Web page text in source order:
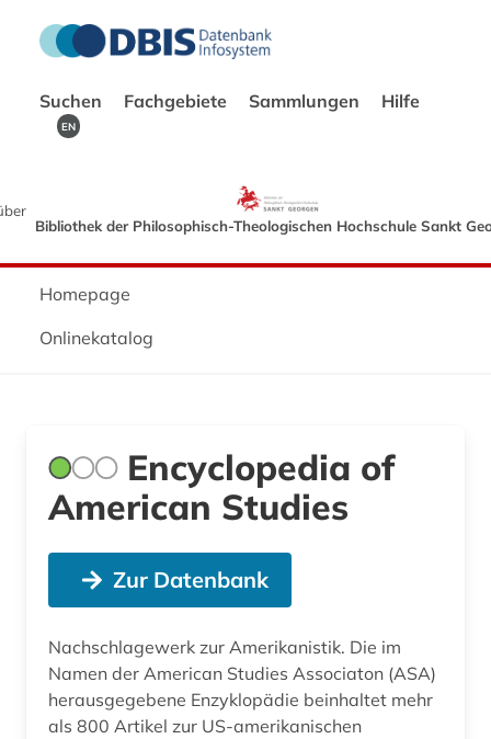
Suchen Fachgebiete Sammlungen Hilfe
EN
Bibliothek der Philosophisch-Theologischen Hochschule Sankt
Homepage
Onlinekatalog
Encyclopedia of
American Studies
Zur Datenbank
Nachschlagewerk zur Amerikanistik. Die im
Namen der American Studies Associaton (ASA)
herausgegebene Enzyklopädie beinhaltet mehr
als 800 Artikel zur US-amerikanischen